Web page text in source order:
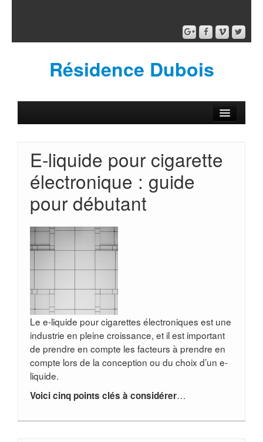
Résidence Dubois
E-liquide pour cigarette
électronique : guide
pour débutant
Le e-liquide pour cigarettes électroniques est une
industrie en pleine croissance, et il est important
de prendre en compte les facteurs à prendre en
compte lors de la conception ou du choix d’un e-
liquide.
Voici cinq points clés à considérer…